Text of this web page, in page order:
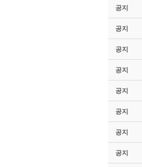
공지
공지
공지
공지
공지
공지
공지
공지